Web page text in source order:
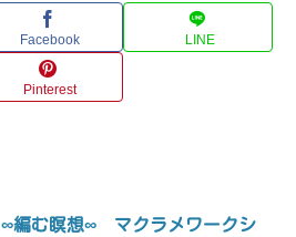
Facebook LINE
Pinterest
∞編む瞑想∞ マクラメワークシ